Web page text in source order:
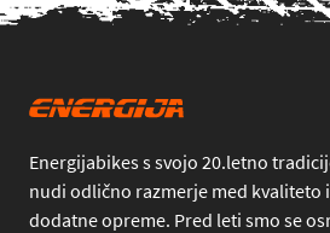
Energijabikes s svojo 20.letno
nudi odlično razmerje med kvaliteto
dodatne opreme. Pred leti smo se